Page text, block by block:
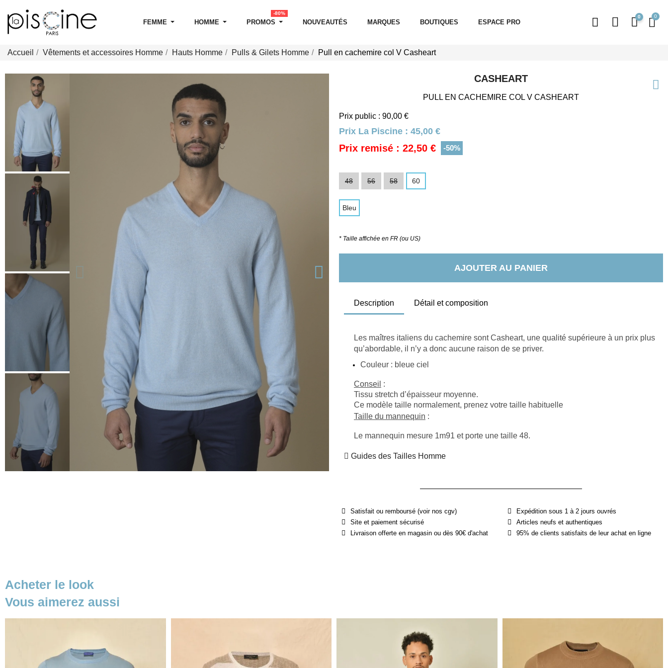
FEMME HOMME PROMOS
-80%
NOUVEAUTÉS MARQUES BOUTIQUES ESPACE PRO
0
Accueil Vêtements et accessoires Homme Hauts Homme Pulls & Gilets Homme Pull en cachemire col V Casheart
CASHEART
PULL EN CACHEMIRE COL V CASHEART
Prix public : 90,00 €
Prix La Piscine : 45,00 €
Prix remisé : 22,50 € -50%
48 56 58 60
Bleu
* Taille affichée en FR (ou US)
AJOUTER AU PANIER
Description Détail et composition
Les maîtres italiens du cachemire sont Casheart, une qualité supérieure à un prix plus
qu’abordable, il n’y a donc aucune raison de se priver.
Couleur : bleue ciel
Conseil :
Tissu stretch d’épaisseur moyenne.
Ce modèle taille normalement, prenez votre taille habituelle
Taille du mannequin :
Le mannequin mesure 1m91 et porte une taille 48.
Guides des Tailles Homme
Satisfait ou remboursé (voir nos cgv)
Site et paiement sécurisé
Livraison offerte en magasin ou dès 90€ d'achat
Expédition sous 1 à 2 jours ouvrés
Articles neufs et authentiques
95% de clients satisfaits de leur achat en ligne
Acheter le look
Vous aimerez aussi